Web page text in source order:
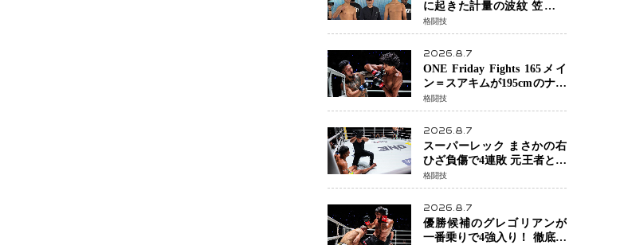
に起きた計量の波紋 笠原弘
希ら注目ファイターは契約
体重で決戦へ、山本歩夢と
平山諒選手戦は中止に
格闘技
2026.8.7
ONE Friday Fights 165メイ
ン＝スアキムが195cmのナビ
ル・アナンからダウン奪
取！猛反撃を耐え抜き判定
勝利、8連勝を達成
格闘技
2026.8.7
スーパーレック まさかの右
ひざ負傷で4連敗 元王者とし
て異例の苦境…「アクシデ
ント」でも消えない危険信
号
格闘技
2026.8.7
優勝候補のグレゴリアンが
一番乗りで4強入り！ 徹底し